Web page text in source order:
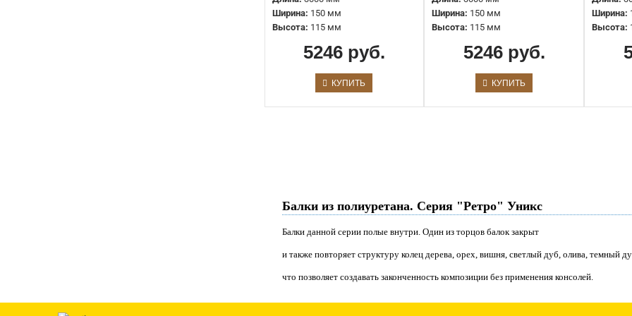
(100*75) ретро Уникс
3973 руб.
Ширина: 150 мм
Высота: 115 мм
5246 руб.
КУПИТЬ
Ширина: 150 мм
Высота: 115 мм
5246 руб.
КУПИТЬ
Ширина:
Высота:
Балки из полиуретана. Серия "Ретро" Уникс
Балки данной серии полые внутри. Один из торцов балок закрыт
и также повторяет структуру колец дерева, орех, вишня, светлый дуб, олива, темный
что позволяет создавать законченность композиции без применения консолей.